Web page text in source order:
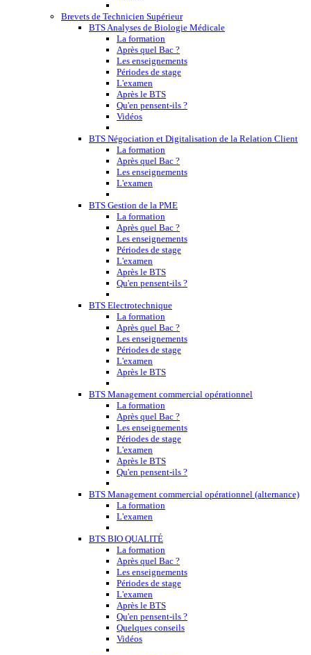
Brevets de Technicien Supérieur
BTS Analyses de Biologie Médicale
La formation
Après quel Bac ?
Les enseignements
Périodes de stage
L'examen
Après le BTS
Qu'en pensent-ils ?
Vidéos
BTS Négociation et Digitalisation de la Relation Client
La formation
Après quel Bac ?
Les enseignements
L'examen
BTS Gestion de la PME
La formation
Après quel Bac ?
Les enseignements
Périodes de stage
L'examen
Après le BTS
Qu'en pensent-ils ?
BTS Electrotechnique
La formation
Après quel Bac ?
Les enseignements
Périodes de stage
L'examen
Après le BTS
BTS Management commercial opérationnel
La formation
Après quel Bac ?
Les enseignements
Périodes de stage
L'examen
Après le BTS
Qu'en pensent-ils ?
BTS Management commercial opérationnel (alternance)
La formation
L'examen
BTS BIO QUALITÉ
La formation
Après quel Bac ?
Les enseignements
Périodes de stage
L'examen
Après le BTS
Qu'en pensent-ils ?
Quelques conseils
Vidéos